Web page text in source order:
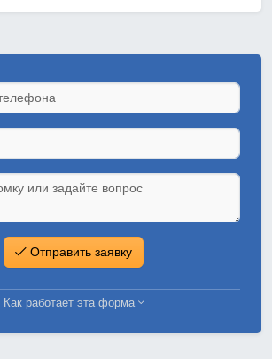
Отправить заявку
Как работает эта форма